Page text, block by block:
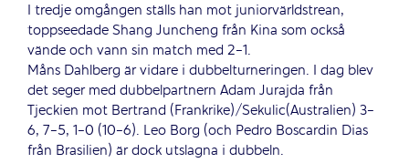
I tredje omgången ställs han mot juniorvärldstrean,
toppseedade Shang Juncheng från Kina som också
vände och vann sin match med 2-1.
Måns Dahlberg är vidare i dubbelturneringen. I dag blev
det seger med dubbelpartnern Adam Jurajda från
Tjeckien mot Bertrand (Frankrike)/Sekulic(Australien) 3-
6, 7-5, 1-0 (10-6). Leo Borg (och Pedro Boscardin Dias
från Brasilien) är dock utslagna i dubbeln.